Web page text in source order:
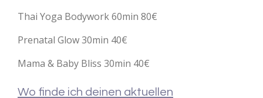
Thai Yoga Bodywork 60min 80€
Prenatal Glow 30min 40€
Mama & Baby Bliss 30min 40€
Wo finde ich deinen aktuellen